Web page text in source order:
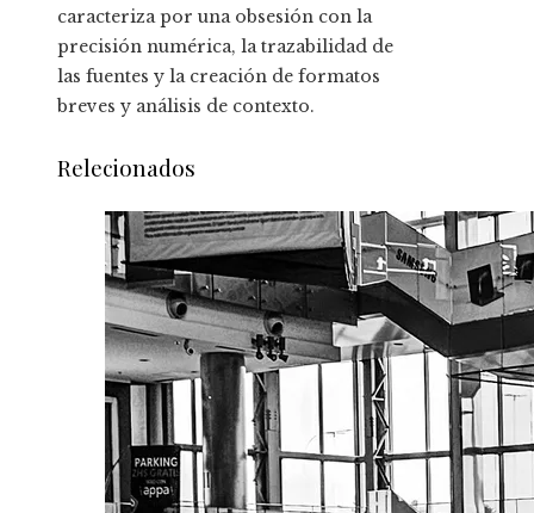
caracteriza por una obsesión con la
precisión numérica, la trazabilidad de
las fuentes y la creación de formatos
breves y análisis de contexto.
Relecionados